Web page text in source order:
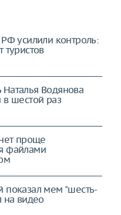
усилили контроль:
туристов
Водянова
в шестой раз
проще
файлами
показал мем "шесть-
на видео